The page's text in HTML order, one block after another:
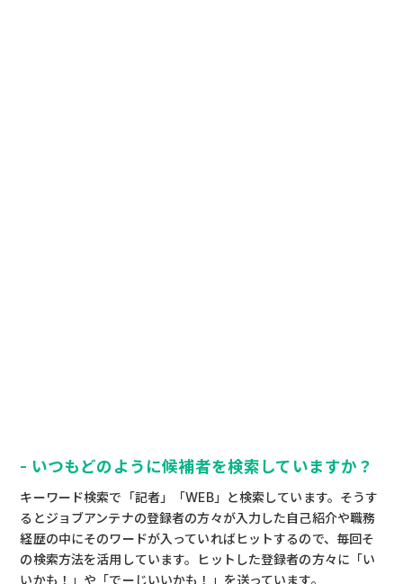
- いつもどのように候補者を検索していますか？
キーワード検索で「記者」「WEB」と検索しています。そうす
るとジョブアンテナの登録者の方々が入力した自己紹介や職務
経歴の中にそのワードが入っていればヒットするので、毎回そ
の検索方法を活用しています。ヒットした登録者の方々に「い
いかも！」や「でーじいいかも！」を送っています。